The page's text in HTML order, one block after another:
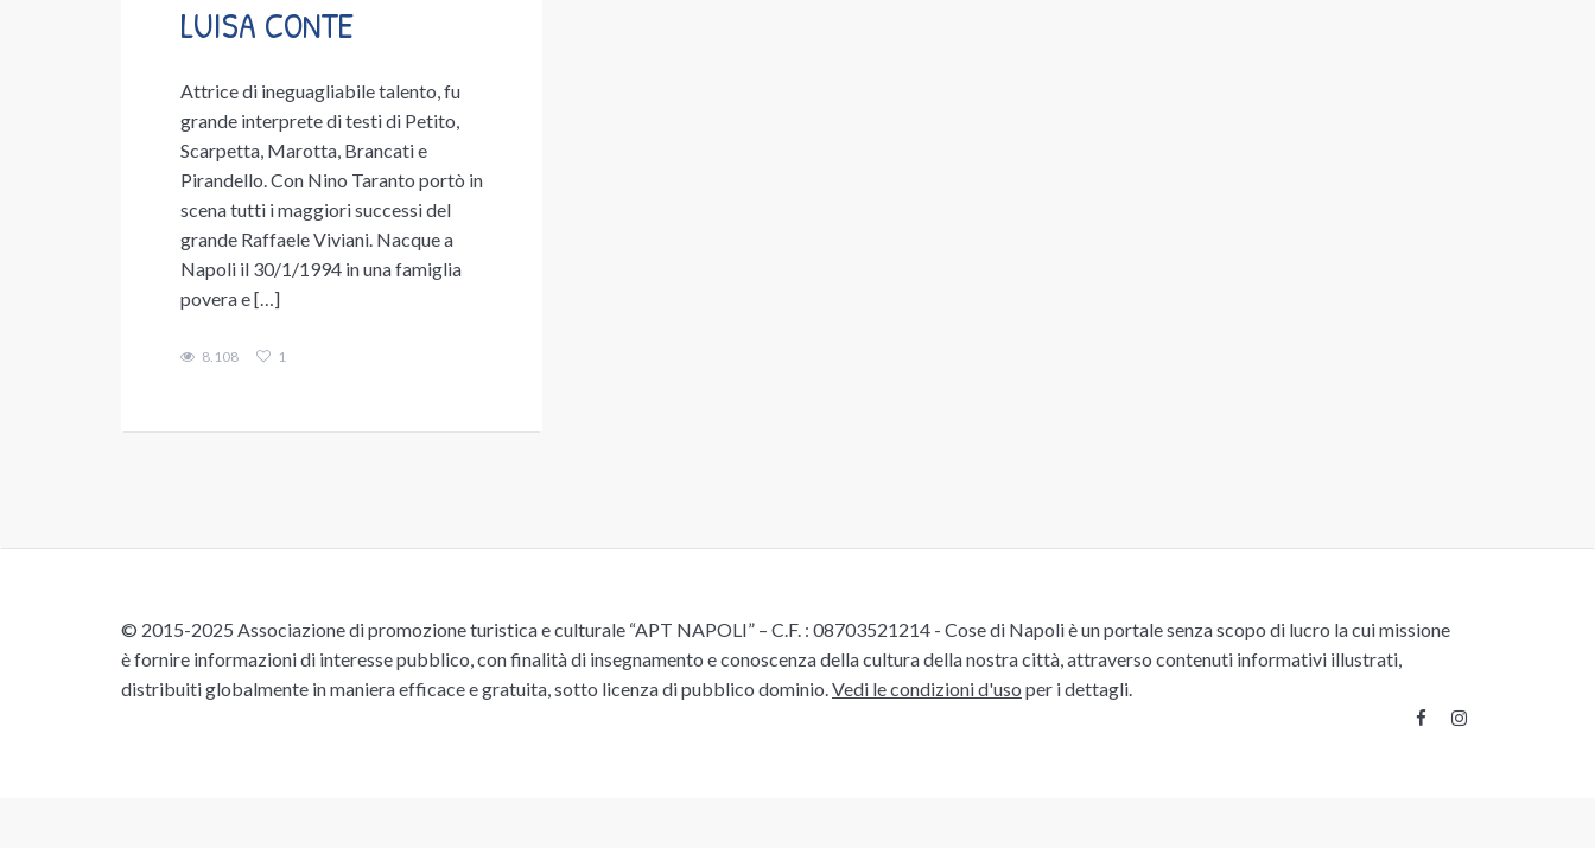
LUISA CONTE
Attrice di ineguagliabile talento, fu
grande interprete di testi di Petito,
Scarpetta, Marotta, Brancati e
Pirandello. Con Nino Taranto portò in
scena tutti i maggiori successi del
grande Raffaele Viviani. Nacque a
Napoli il 30/1/1994 in una famiglia
povera e […]
8.108 1
© 2015-2025 Associazione di promozione turistica e culturale “APT NAPOLI” – C.F. : 08703521214 - Cose di Napoli è un portale senza scopo di lucro la cui missione
è fornire informazioni di interesse pubblico, con finalità di insegnamento e conoscenza della cultura della nostra città, attraverso contenuti informativi illustrati,
distribuiti globalmente in maniera efficace e gratuita, sotto licenza di pubblico dominio.Vedi le condizioni d'uso per i dettagli.